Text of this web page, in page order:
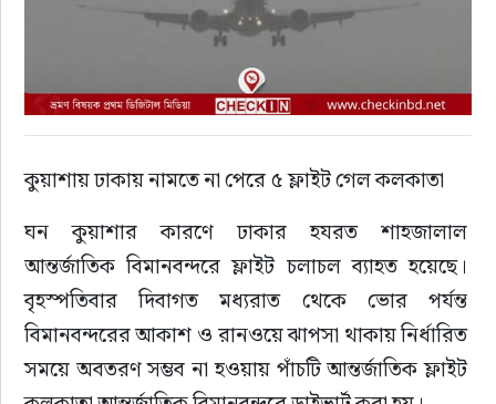
কুয়াশায় ঢাকায় নামতে না পেরে ৫ ফ্লাইট গেল কলকাতা
ঘন কুয়াশার কারণে ঢাকার হযরত শাহজালাল
আন্তর্জাতিক বিমানবন্দরে ফ্লাইট চলাচল ব্যাহত হয়েছে।
বৃহস্পতিবার দিবাগত মধ্যরাত থেকে ভোর পর্যন্ত
বিমানবন্দরের আকাশ ও রানওয়ে ঝাপসা থাকায় নির্ধারিত
সময়ে অবতরণ সম্ভব না হওয়ায় পাঁচটি আন্তর্জাতিক ফ্লাইট